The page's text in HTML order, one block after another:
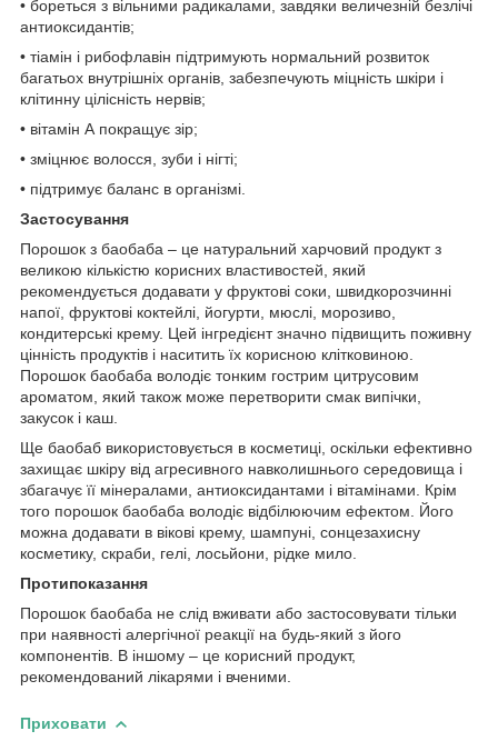
• бореться з вільними радикалами, завдяки величезній безлічі
антиоксидантів;
• тіамін і рибофлавін підтримують нормальний розвиток
багатьох внутрішніх органів, забезпечують міцність шкіри і
клітинну цілісність нервів;
• вітамін А покращує зір;
• зміцнює волосся, зуби і нігті;
• підтримує баланс в організмі.
Застосування
Порошок з баобаба – це натуральний харчовий продукт з
великою кількістю корисних властивостей, який
рекомендується додавати у фруктові соки, швидкорозчинні
напої, фруктові коктейлі, йогурти, мюслі, морозиво,
кондитерські крему. Цей інгредієнт значно підвищить поживну
цінність продуктів і наситить їх корисною клітковиною.
Порошок баобаба володіє тонким гострим цитрусовим
ароматом, який також може перетворити смак випічки,
закусок і каш.
Ще баобаб використовується в косметиці, оскільки ефективно
захищає шкіру від агресивного навколишнього середовища і
збагачує її мінералами, антиоксидантами і вітамінами. Крім
того порошок баобаба володіє відбілюючим ефектом. Його
можна додавати в вікові крему, шампуні, сонцезахисну
косметику, скраби, гелі, лосьйони, рідке мило.
Протипоказання
Порошок баобаба не слід вживати або застосовувати тільки
при наявності алергічної реакції на будь-який з його
компонентів. В іншому – це корисний продукт,
рекомендований лікарями і вченими.
Приховати